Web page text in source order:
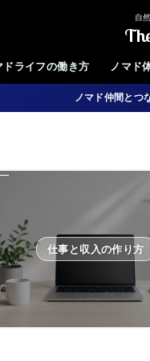
自
ドライフの働き方 ノマド
ノマド仲間とつ
仕事と収入の作り方